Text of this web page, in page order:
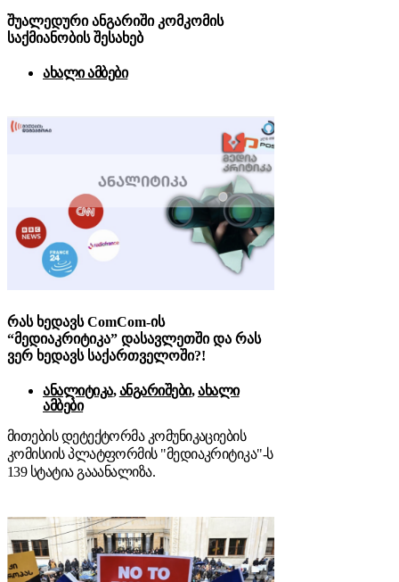
შუალედური ანგარიში კომკომის
საქმიანობის შესახებ
ახალი ამბები
რას ხედავს ComCom-ის
“მედიაკრიტიკა” დასავლეთში და რას
ვერ ხედავს საქართველოში?!
ანალიტიკა,ანგარიშები,ახალი
ამბები
მითების დეტექტორმა კომუნიკაციების
კომისიის პლატფორმის "მედიაკრიტიკა"-ს
139 სტატია გააანალიზა.